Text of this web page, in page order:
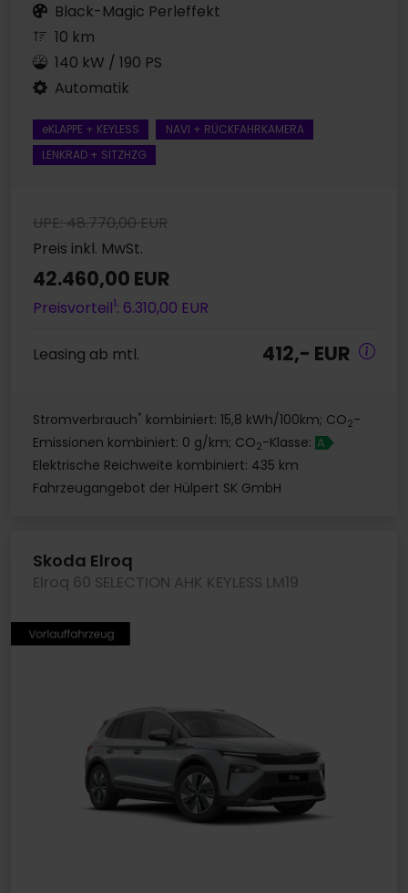
Black-Magic Perleffekt
10 km
140 kW / 190 PS
Automatik
eKLAPPE + KEYLESS
NAVI + RÜCKFAHRKAMERA
LENKRAD + SITZHZG
UPE: 48.770,00 EUR
Preis inkl. MwSt.
42.460,00 EUR
Preisvorteil1: 6.310,00 EUR
Leasing ab mtl. 412,- EUR
Stromverbrauch* kombiniert: 15,8 kWh/100km; CO2-
Emissionen kombiniert: 0 g/km; CO2-Klasse: A
Elektrische Reichweite kombiniert: 435 km
Fahrzeugangebot der Hülpert SK GmbH
Skoda Elroq
Elroq 60 SELECTION AHK KEYLESS LM19